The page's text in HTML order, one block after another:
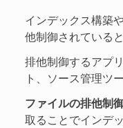
インデックス構築
他制御されている
排他制御するアプ
ト、ソース管理ツ
ファイルの排他制
取ることでインデ